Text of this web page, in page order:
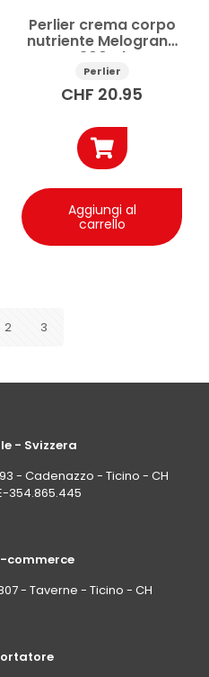
Perlier crema corpo
nutriente Melograno
300ml
Perlier
CHF 20.95
Aggiungi al
carrello
2 3
- Svizzera
- Cadenazzo - Ticino - CH
354.865.445
commerce
- Taverne - Ticino - CH